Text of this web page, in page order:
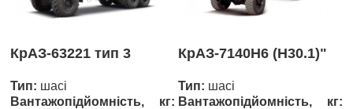
КрАЗ-63221 тип 3
Тип: шасі
Вантажопідйомність, кг:
КрАЗ-7140Н6 (Н30.1)"
Тип: шасі
Вантажопідйомність, кг: